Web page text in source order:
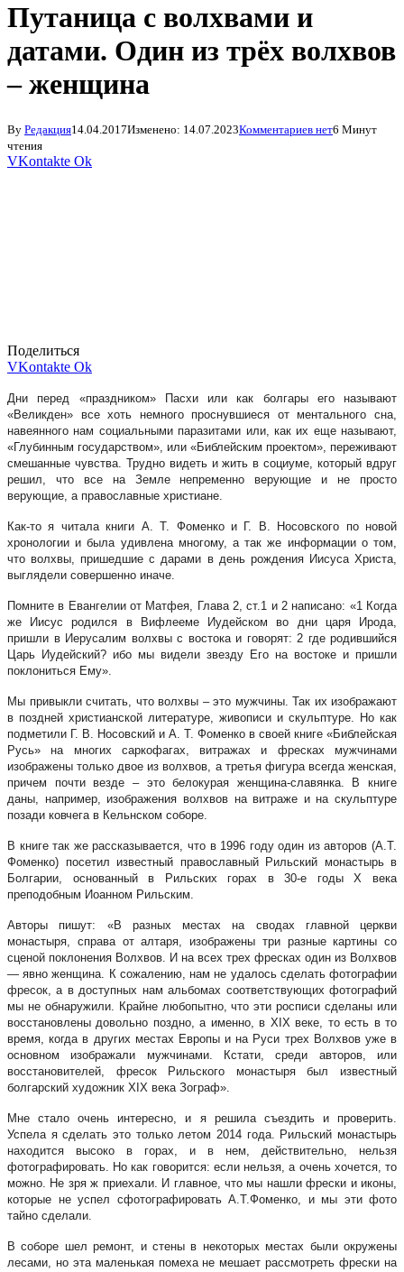
Путаница с волхвами и
датами. Один из трёх волхвов
– женщина
By Редакция14.04.2017Изменено: 14.07.2023Комментариев нет6 Минут
чтения
VKontakte Ok
Поделиться
VKontakte Ok
Дни перед «праздником» Пасхи или как болгары его называют
«Великден» все хоть немного проснувшиеся от ментального сна,
навеянного нам социальными паразитами или, как их еще называют,
«Глубинным государством», или «Библейским проектом», переживают
смешанные чувства. Трудно видеть и жить в социуме, который вдруг
решил, что все на Земле непременно верующие и не просто
верующие, а православные христиане.
Как-то я читала книги А. Т. Фоменко и Г. В. Носовского по новой
хронологии и была удивлена многому, а так же информации о том,
что волхвы, пришедшие с дарами в день рождения Иисуса Христа,
выглядели совершенно иначе.
Помните в Евангелии от Матфея, Глава 2, ст.1 и 2 написано: «1 Когда
же Иисус родился в Вифлееме Иудейском во дни царя Ирода,
пришли в Иерусалим волхвы с востока и говорят: 2 где родившийся
Царь Иудейский? ибо мы видели звезду Его на востоке и пришли
поклониться Ему».
Мы привыкли считать, что волхвы – это мужчины. Так их изображают
в поздней христианской литературе, живописи и скульптуре. Но как
подметили Г. В. Носовский и А. Т. Фоменко в своей книге «Библейская
Русь» на многих саркофагах, витражах и фресках мужчинами
изображены только двое из волхвов, а третья фигура всегда женская,
причем почти везде – это белокурая женщина-славянка. В книге
даны, например, изображения волхвов на витраже и на скульптуре
позади ковчега в Кельнском соборе.
В книге так же рассказывается, что в 1996 году один из авторов (А.Т.
Фоменко) посетил известный православный Рильский монастырь в
Болгарии, основанный в Рильских горах в 30-е годы X века
преподобным Иоанном Рильским.
Авторы пишут: «В разных местах на сводах главной церкви
монастыря, справа от алтаря, изображены три разные картины со
сценой поклонения Волхвов. И на всех трех фресках один из Волхвов
— явно женщина. К сожалению, нам не удалось сделать фотографии
фресок, а в доступных нам альбомах соответствующих фотографий
мы не обнаружили. Крайне любопытно, что эти росписи сделаны или
восстановлены довольно поздно, а именно, в XIX веке, то есть в то
время, когда в других местах Европы и на Руси трех Волхвов уже в
основном изображали мужчинами. Кстати, среди авторов, или
восстановителей, фресок Рильского монастыря был известный
болгарский художник XIX века Зограф».
Мне стало очень интересно, и я решила съездить и проверить.
Успела я сделать это только летом 2014 года. Рильский монастырь
находится высоко в горах, и в нем, действительно, нельзя
фотографировать. Но как говорится: если нельзя, а очень хочется, то
можно. Не зря ж приехали. И главное, что мы нашли фрески и иконы,
которые не успел сфотографировать А.Т.Фоменко, и мы эти фото
тайно сделали.
В соборе шел ремонт, и стены в некоторых местах были окружены
лесами, но эта маленькая помеха не мешает рассмотреть фрески на